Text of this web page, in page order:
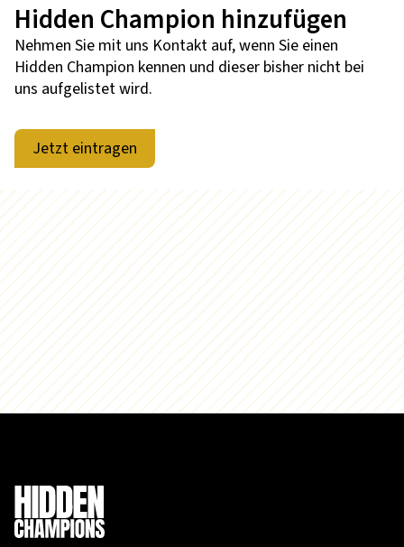
Hidden Champion hinzufügen
Nehmen Sie mit uns Kontakt auf, wenn Sie einen
Hidden Champion kennen und dieser bisher nicht bei
uns aufgelistet wird.
Jetzt eintragen